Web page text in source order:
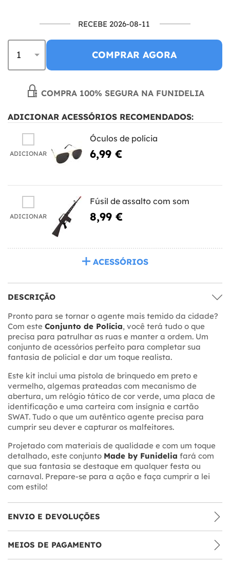
RECEBE 2026-08-11
COMPRAR AGORA
COMPRA 100% SEGURA NA FUNIDELIA
ADICIONAR ACESSÓRIOS RECOMENDADOS:
ADICIONAR
Óculos de polícia
6,99 €
ADICIONAR
Fúsil de assalto com som
8,99 €
ACESSÓRIOS
DESCRIÇÃO
Pronto para se tornar o agente mais temido da cidade?
Com este Conjunto de Polícia, você terá tudo o que
precisa para patrulhar as ruas e manter a ordem. Um
conjunto de acessórios perfeito para completar sua
fantasia de policial e dar um toque realista.
Este kit inclui uma pistola de brinquedo em preto e
vermelho, algemas prateadas com mecanismo de
abertura, um relógio tático de cor verde, uma placa de
identificação e uma carteira com insígnia e cartão
SWAT. Tudo o que um autêntico agente precisa para
cumprir seu dever e capturar os malfeitores.
Projetado com materiais de qualidade e com um toque
detalhado, este conjunto Made by Funidelia fará com
que sua fantasia se destaque em qualquer festa ou
carnaval. Prepare-se para a ação e faça cumprir a lei
com estilo!
ENVIO E DEVOLUÇÕES
MEIOS DE PAGAMENTO